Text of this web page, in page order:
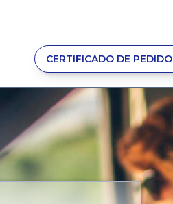
CERTIFICADO DE PEDIDO